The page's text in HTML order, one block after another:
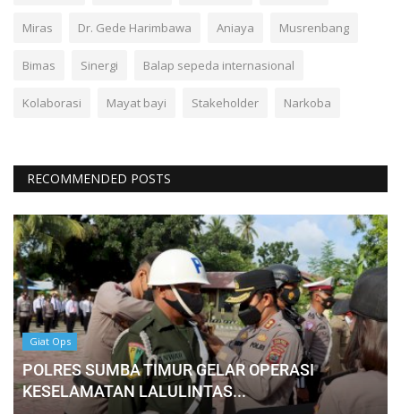
Miras Dr. Gede Harimbawa Aniaya Musrenbang
Bimas Sinergi Balap sepeda internasional
Kolaborasi Mayat bayi Stakeholder Narkoba
RECOMMENDED POSTS
Giat Ops
POLRES SUMBA TIMUR GELAR OPERASI
KESELAMATAN LALULINTAS...